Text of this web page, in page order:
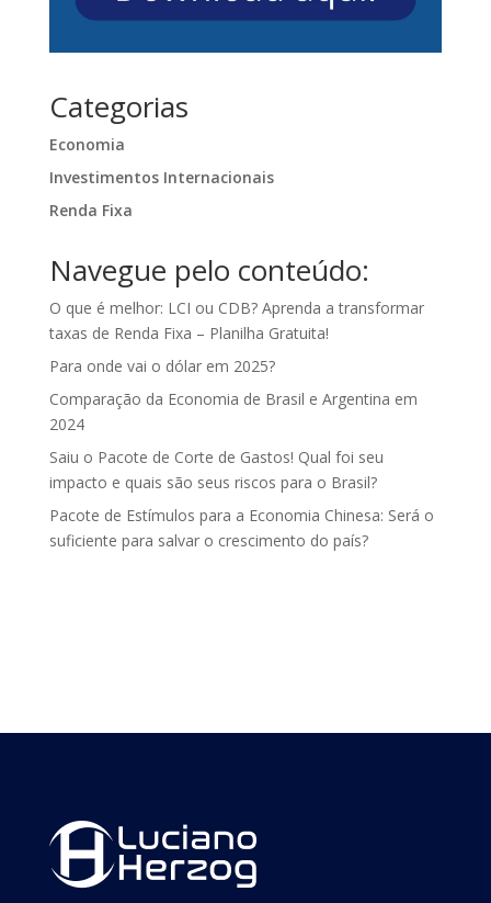
Categorias
Economia
Investimentos Internacionais
Renda Fixa
Navegue pelo conteúdo:
O que é melhor: LCI ou CDB? Aprenda a transformar
taxas de Renda Fixa – Planilha Gratuita!
Para onde vai o dólar em 2025?
Comparação da Economia de Brasil e Argentina em
2024
Saiu o Pacote de Corte de Gastos! Qual foi seu
impacto e quais são seus riscos para o Brasil?
Pacote de Estímulos para a Economia Chinesa: Será o
suficiente para salvar o crescimento do país?